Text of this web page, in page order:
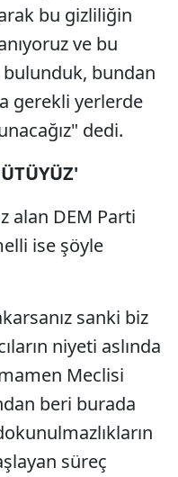
bu gizliliğin
ve bu
bundan
gerekli yerlerde
dedi.
alan DEM Parti
ise şöyle
sanki biz
niyeti aslında
Meclisi
beri burada
süreç